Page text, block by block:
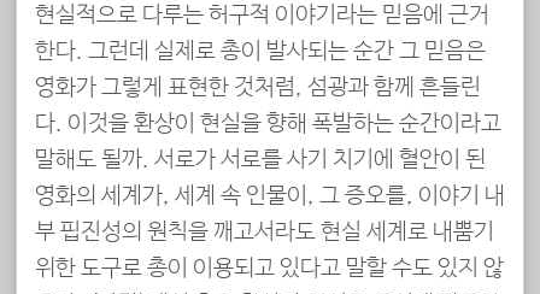
현실적으로 다루는 허구적 이야기라는 믿음에 근거
한다. 그런데 실제로 총이 발사되는 순간 그 믿음은
영화가 그렇게 표현한 것처럼, 섬광과 함께 흔들린
다. 이것을 환상이 현실을 향해 폭발하는 순간이라고
말해도 될까. 서로가 서로를 사기 치기에 혈안이 된
영화의 세계가, 세계 속 인물이, 그 증오를, 이야기 내
부 핍진성의 원칙을 깨고서라도 현실 세계로 내뿜기
위한 도구로 총이 이용되고 있다고 말할 수도 있지 않